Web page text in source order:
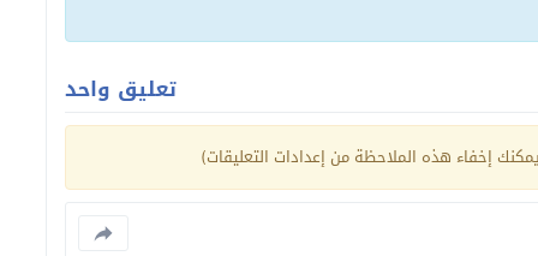
تعليق واحد
إخفاء هذه الملاحظة من إعدادات التعليقات)